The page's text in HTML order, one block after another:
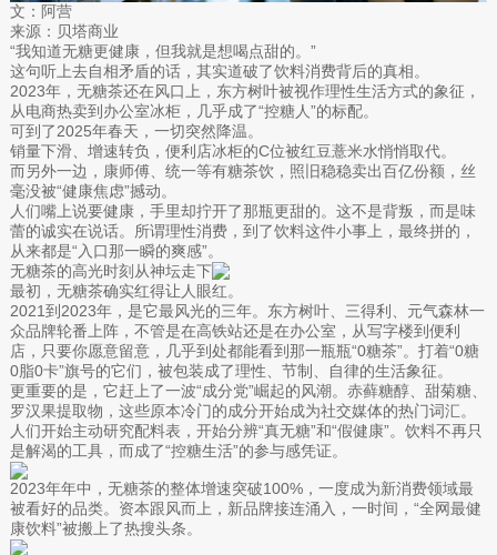
文：阿营
来源：贝塔商业
“我知道无糖更健康，但我就是想喝点甜的。”
这句听上去自相矛盾的话，其实道破了饮料消费背后的真相。
2023年，无糖茶还在风口上，东方树叶被视作理性生活方式的象征，
从电商热卖到办公室冰柜，几乎成了“控糖人”的标配。
可到了2025年春天，一切突然降温。
销量下滑、增速转负，便利店冰柜的C位被红豆薏米水悄悄取代。
而另外一边，康师傅、统一等有糖茶饮，照旧稳稳卖出百亿份额，丝
毫没被“健康焦虑”撼动。
人们嘴上说要健康，手里却拧开了那瓶更甜的。这不是背叛，而是味
蕾的诚实在说话。所谓理性消费，到了饮料这件小事上，最终拼的，
从来都是“入口那一瞬的爽感”。
无糖茶的高光时刻从神坛走下
最初，无糖茶确实红得让人眼红。
2021到2023年，是它最风光的三年。东方树叶、三得利、元气森林一
众品牌轮番上阵，不管是在高铁站还是在办公室，从写字楼到便利
店，只要你愿意留意，几乎到处都能看到那一瓶瓶“0糖茶”。打着“0糖
0脂0卡”旗号的它们，被包装成了理性、节制、自律的生活象征。
更重要的是，它赶上了一波“成分党”崛起的风潮。赤藓糖醇、甜菊糖、
罗汉果提取物，这些原本冷门的成分开始成为社交媒体的热门词汇。
人们开始主动研究配料表，开始分辨“真无糖”和“假健康”。饮料不再只
是解渴的工具，而成了“控糖生活”的参与感凭证。
2023年年中，无糖茶的整体增速突破100%，一度成为新消费领域最
被看好的品类。资本跟风而上，新品牌接连涌入，一时间，“全网最健
康饮料”被搬上了热搜头条。